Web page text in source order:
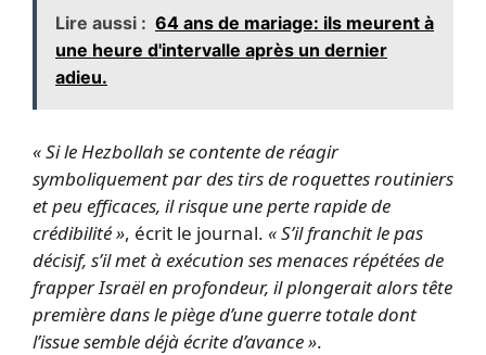
Lire aussi : 64 ans de mariage: ils meurent à
une heure d'intervalle après un dernier
adieu.
« Si le Hezbollah se contente de réagir
symboliquement par des tirs de roquettes routiniers
et peu efficaces, il risque une perte rapide de
crédibilité », écrit le journal. « S’il franchit le pas
décisif, s’il met à exécution ses menaces répétées de
frapper Israël en profondeur, il plongerait alors tête
première dans le piège d’une guerre totale dont
l’issue semble déjà écrite d’avance ».